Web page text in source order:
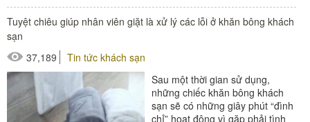
#đồ amenities khách sạn
#thiết bị nhà hàng - bếp
Tuyệt chiêu giúp nhân viên giặt là xử lý các lỗi ở khăn bông khách
sạn
37,189
Tin tức khách sạn
Sau một thời gian sử dụng,
những chiếc khăn bông khách
sạn sẽ có những giây phút “đình
chỉ” hoạt động vì gặp phải tình